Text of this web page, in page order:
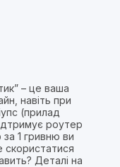
– це ваша
навіть при
(прилад
роутер
1 гривню ви
Деталі на